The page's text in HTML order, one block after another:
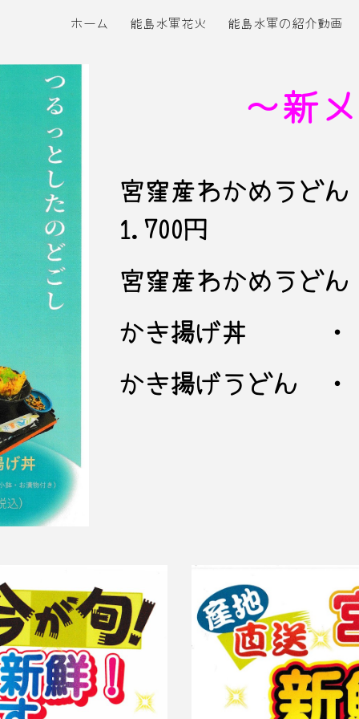
to main content Skip to
ホーム 能島水軍花火 能島水軍の紹介動画
～新
宮窪産わかめうど
1.700円
宮窪産わかめうど
かき揚げ丼 ・・
かき揚げうどん ・